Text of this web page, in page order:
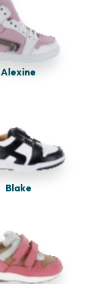
Alexine
Blake